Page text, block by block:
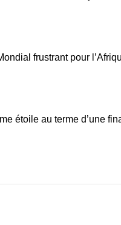
frustrant pour
étoile au terme d’une